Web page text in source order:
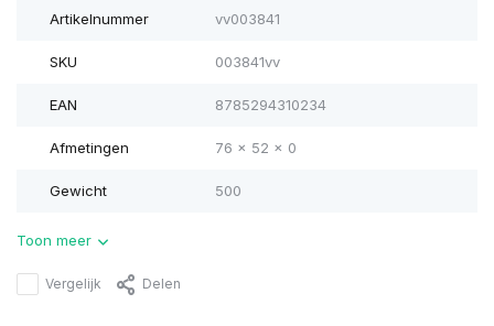
Artikelnummer vv003841
SKU 003841vv
EAN 8785294310234
Afmetingen 76 x 52 x 0
Gewicht 500
Toon meer
Vergelijk Delen